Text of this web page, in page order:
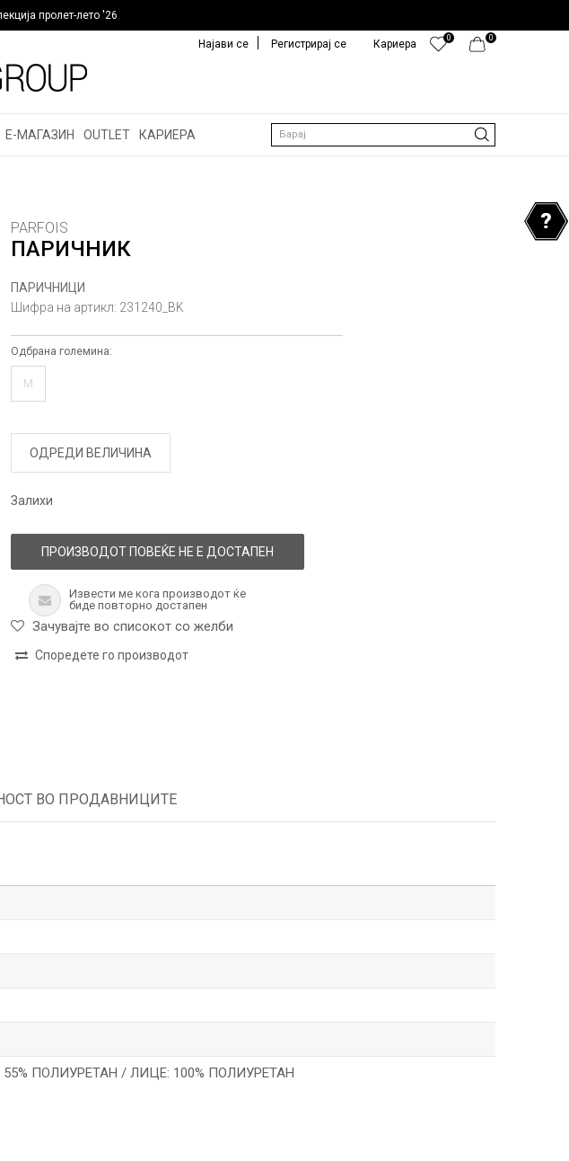
пролет-лето '26
0
0
Кариера
Најави се Регистрирај се
Е-МАГАЗИН OUTLET КАРИЕРА Барај
PARFOIS
ПАРИЧНИК
ПАРИЧНИЦИ
Шифра на артикл: 231240_BK
Одбрана големина:
M
ОДРЕДИ ВЕЛИЧИНА
Залихи
ПРОИЗВОДОТ ПОВЕЌЕ НЕ Е ДОСТАПЕН
Извести ме кога производот ќе
биде повторно достапен
Зачувајте во списокот со желби
Споредете го производот
ВО ПРОДАВНИЦИТЕ
ПОЛИУРЕТАН / ЛИЦЕ: 100% ПОЛИУРЕТАН